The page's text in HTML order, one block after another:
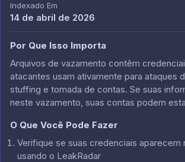
Indexado Em
14 de abril de 2026
Por Que Isso Importa
Arquivos de vazamento contêm
atacantes usam ativamente para ataques
stuffing e tomada de contas. Se suas
neste vazamento, suas contas podem
O Que Você Pode Fazer
Verifique se suas credenciais aparecem
usando o LeakRadar